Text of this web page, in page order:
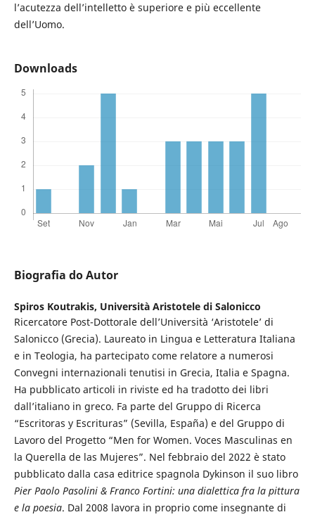
l’acutezza dell’intelletto è superiore e più eccellente
dell’Uomo.
Downloads
Biografia do Autor
Spiros Koutrakis, Università Aristotele di Salonicco
Ricercatore Post-Dottorale dell’Università ‘Aristotele’ di
Salonicco (Grecia). Laureato in Lingua e Letteratura Italiana
e in Teologia, ha partecipato come relatore a numerosi
Convegni internazionali tenutisi in Grecia, Italia e Spagna.
Ha pubblicato articoli in riviste ed ha tradotto dei libri
dall’italiano in greco. Fa parte del Gruppo di Ricerca
“Escritoras y Escrituras” (Sevilla, España) e del Gruppo di
Lavoro del Progetto “Men for Women. Voces Masculinas en
la Querella de las Mujeres”. Nel febbraio del 2022 è stato
pubblicato dalla casa editrice spagnola Dykinson il suo libro
Pier Paolo Pasolini & Franco Fortini: una dialettica fra la pittura
e la poesia. Dal 2008 lavora in proprio come insegnante di